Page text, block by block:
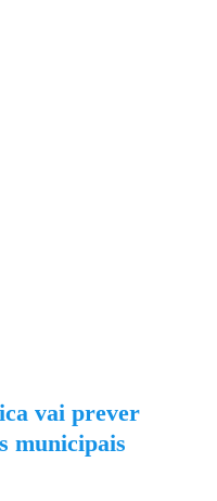
vai prever
municipais